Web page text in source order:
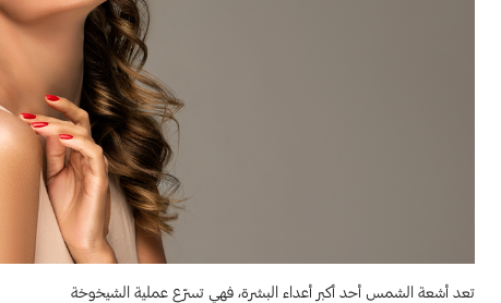
تعد أشعة الشمس أحد أكبر أعداء البشرة، فهي تسرّع عملية الشيخوخة